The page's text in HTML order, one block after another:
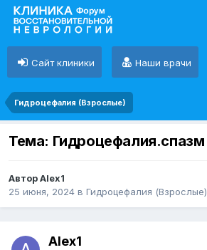
Сайт клиники Наши врачи
Гидроцефалия (Взрослые)
Тема: Гидроцефалия.спазм
Автор Alex1
25 июня, 2024 в Гидроцефалия (Взрослые)
Alex1